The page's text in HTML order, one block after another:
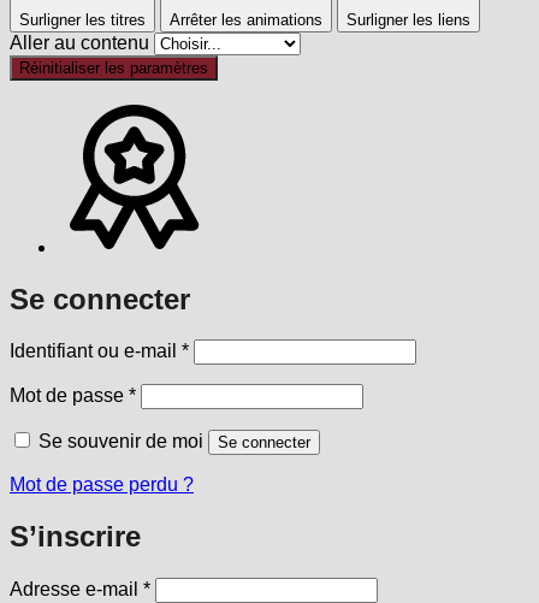
Surligner les titres Arrêter les animations Surligner les liens
Aller au contenu
Réinitialiser les paramètres
Se connecter
Identifiant ou e-mail *Obligatoire
Mot de passe *Obligatoire
Se souvenir de moi Se connecter
Mot de passe perdu ?
S’inscrire
Adresse e-mail *Obligatoire